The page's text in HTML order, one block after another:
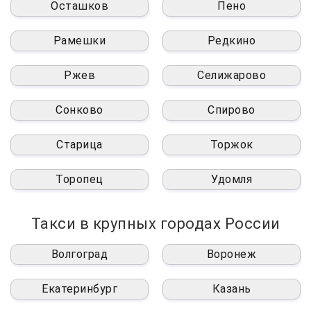
Осташков Пено
Рамешки Редкино
Ржев Селижарово
Сонково Спирово
Старица Торжок
Торопец Удомля
Такси в крупных городах России
Волгоград Воронеж
Екатеринбург Казань